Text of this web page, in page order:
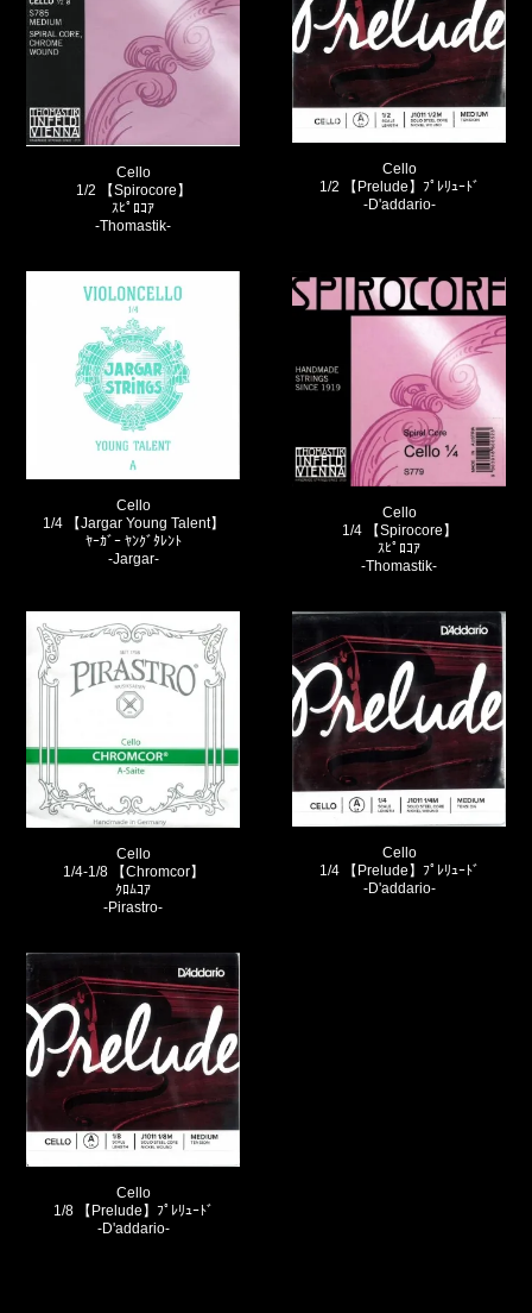
Cello
1/2 【Spirocore】
ｽﾋﾟﾛｺｱ
-Thomastik-
Cello
1/2 【Prelude】ﾌﾟﾚﾘｭｰﾄﾞ
-D'addario-
Cello
1/4 【Jargar Young Talent】
ﾔｰｶﾞｰ ﾔﾝｸﾞﾀﾚﾝﾄ
-Jargar-
Cello
1/4 【Spirocore】
ｽﾋﾟﾛｺｱ
-Thomastik-
Cello
1/4-1/8 【Chromcor】
ｸﾛﾑｺｱ
-Pirastro-
Cello
1/4 【Prelude】ﾌﾟﾚﾘｭｰﾄﾞ
-D'addario-
Cello
1/8 【Prelude】ﾌﾟﾚﾘｭｰﾄﾞ
-D'addario-